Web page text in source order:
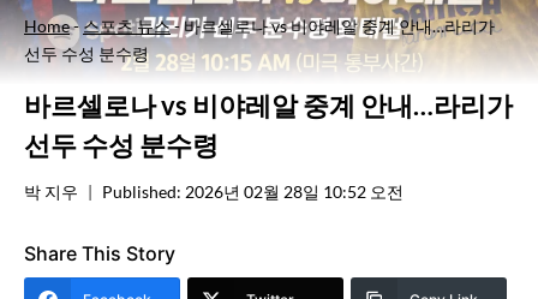
Home-스포츠 뉴스-바르셀로나 vs 비야레알 중계 안내…라리가
선두 수성 분수령
바르셀로나 vs 비야레알 중계 안내…라리가
선두 수성 분수령
박 지우 Published: 2026년 02월 28일 10:52 오전
Share This Story